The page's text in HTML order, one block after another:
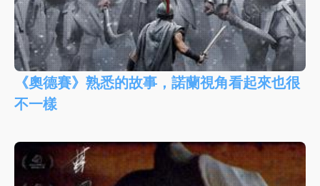
《奧德賽》熟悉的故事，諾蘭視角看起來也很
不一樣